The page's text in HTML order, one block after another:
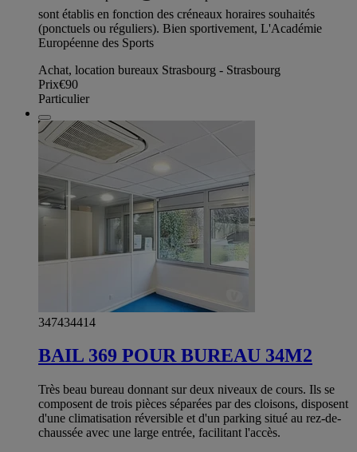
sont établis en fonction des créneaux horaires souhaités
(ponctuels ou réguliers). Bien sportivement, L'Académie
Européenne des Sports
Achat, location bureaux Strasbourg - Strasbourg
Prix€90
Particulier
347434414
BAIL 369 POUR BUREAU 34M2
Très beau bureau donnant sur deux niveaux de cours. Ils se
composent de trois pièces séparées par des cloisons, disposent
d'une climatisation réversible et d'un parking situé au rez-de-
chaussée avec une large entrée, facilitant l'accès.